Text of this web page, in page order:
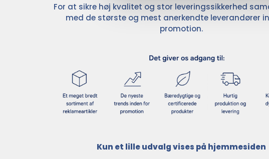
For at sikre høj kvalitet og stor leveringssikkerhed
med de største og mest anerkendte leverandører
promotion.
Kun et lille udvalg vises på hjemmesiden